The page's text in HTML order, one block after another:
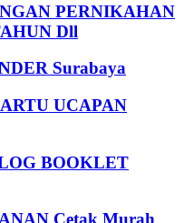
PERNIKAHAN
Dll
Surabaya
UCAPAN
BOOKLET